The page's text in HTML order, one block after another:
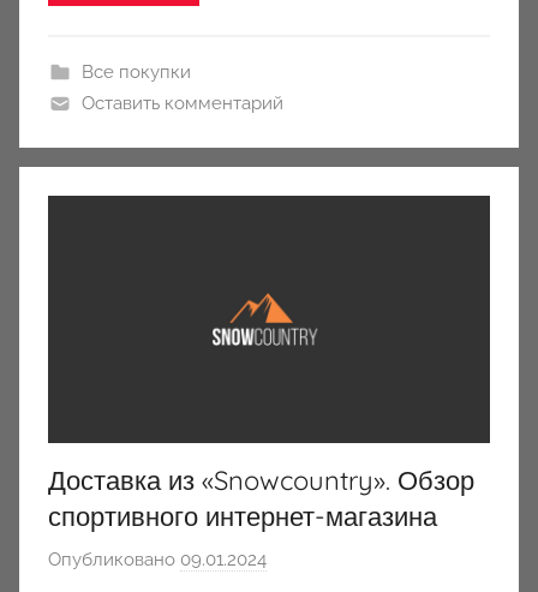
Все покупки
Оставить комментарий
Доставка из «Snowcountry». Обзор
спортивного интернет-магазина
Опубликовано 09.01.2024